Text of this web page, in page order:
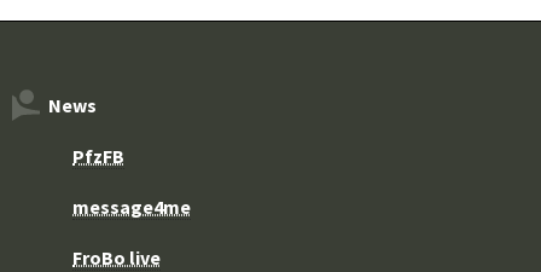
News
PfzFB
message4me
FroBo live